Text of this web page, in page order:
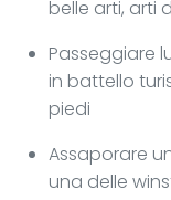
belle arti, arti
Passeggiare
in battello
piedi
Assaporare
una delle